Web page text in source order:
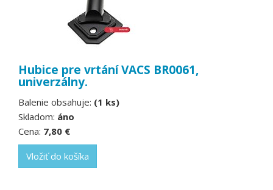
Hubice pre vrtání VACS BR0061,
univerzálny.
Balenie obsahuje: (1 ks)
Skladom: áno
Cena: 7,80 €
Vložiť do košíka